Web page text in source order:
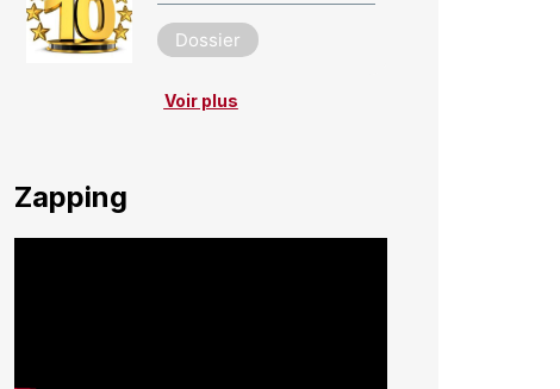
Dossier
Voir plus
Zapping